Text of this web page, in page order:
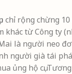
chỉ rộng chừng 10
khác từ Công ty
là người neo
người già tái
hộ cụ. Tương